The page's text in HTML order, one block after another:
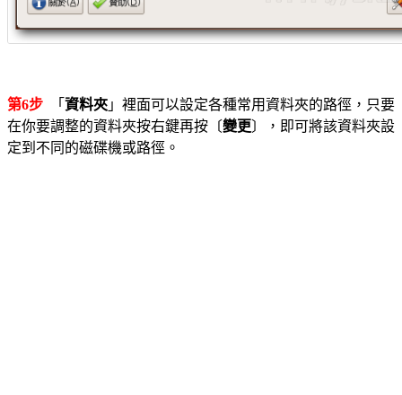
第6步 「 資料夾 」裡面可以設定各種常用資料夾的路徑，只要
在你要調整的資料夾按右鍵再按〔變更〕，即可將該資料夾設
定到不同的磁碟機或路徑。